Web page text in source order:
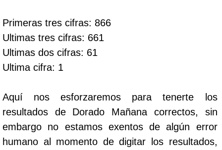
Primeras tres cifras: 866
Ultimas tres cifras: 661
Ultimas dos cifras: 61
Ultima cifra: 1
Aquí nos esforzaremos para tenerte los
resultados de Dorado Mañana correctos, sin
embargo no estamos exentos de algún error
humano al momento de digitar los resultados,